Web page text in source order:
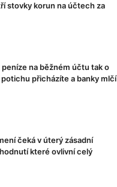
stovky korun na účtech za
peníze na běžném účtu tak o
přicházíte a banky mlčí
čeká v úterý zásadní
které ovlivní celý